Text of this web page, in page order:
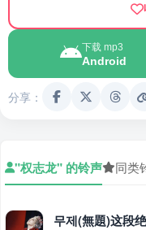
下载 mp3
Android
分享：
"权志龙" 的铃声 同类
무제(無題)这段